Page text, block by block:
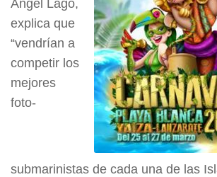
Ángel Lago,
explica que
“vendrían a
competir los
mejores
foto-
submarinistas de cada una de las